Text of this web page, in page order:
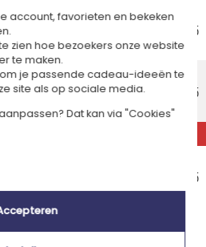
thuisbezorging
augustus 2026
€ 5,95
thuisbezorging
12 augustus 2026
€ 8,95
augustus 2026
€ 14,95
account, favorieten en bekeken
zien hoe bezoekers onze website
te maken.
om je passende cadeau-ideeën te
site als op sociale media.
Dat kan via "Cookies"